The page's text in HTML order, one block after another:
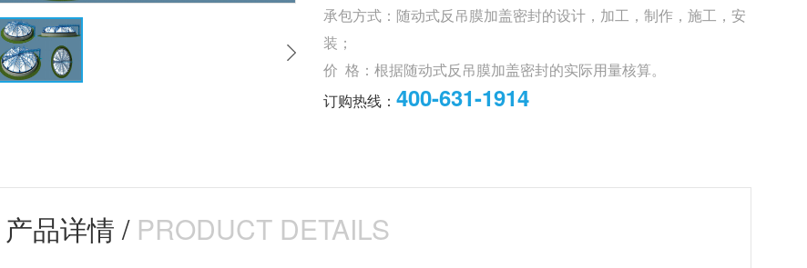
承包方式：随动式反吊膜加盖密封的设计，加工，制作，施工，安
装；
价 格：根据随动式反吊膜加盖密封的实际用量核算。
订购热线： 400-631-1914
产品详情 / PRODUCT DETAILS